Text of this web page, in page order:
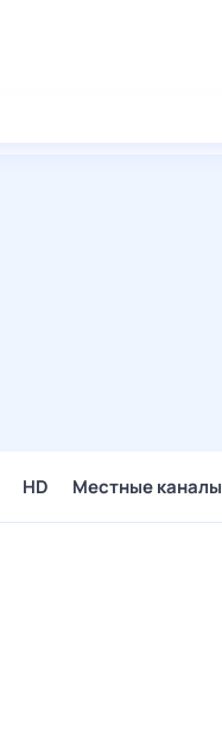
HD Местные каналы